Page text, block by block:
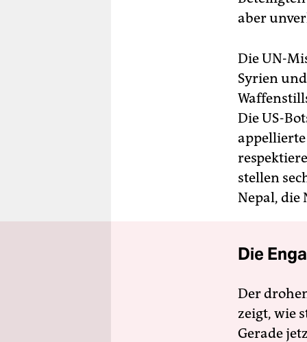
aber
Die UN-
Syrien
Die US-
stellen
Nepal, die
Die
Der
zeigt, wie
Gerade